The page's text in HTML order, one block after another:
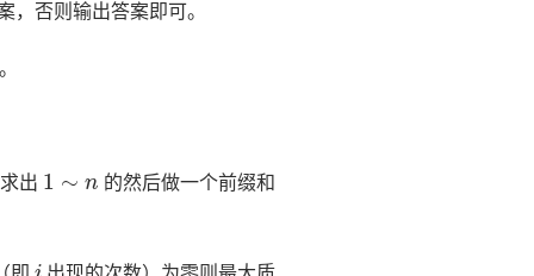
，否则输出答案即可。
出
1
的然后做一个前缀和
i